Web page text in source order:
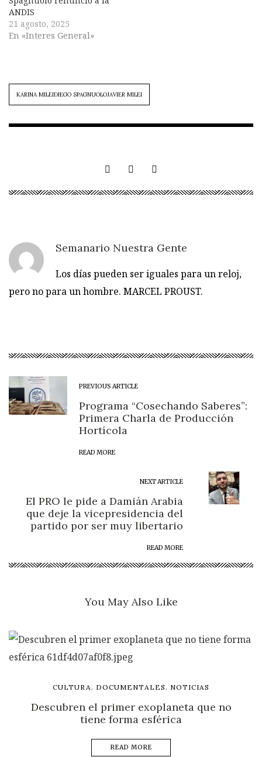
ANDIS
21 agosto, 2025
En «Interes General»
KARINA MILEIDIEGO SPAGNUOLOJAVIER MILEI
Semanario Nuestra Gente
Los días pueden ser iguales para un reloj,
pero no para un hombre. MARCEL PROUST.
PREVIOUS ARTICLE
Programa “Cosechando Saberes”:
Primera Charla de Producción
Hortícola
READ MORE
NEXT ARTICLE
El PRO le pide a Damián Arabia
que deje la vicepresidencia del
partido por ser muy libertario
READ MORE
You May Also Like
CULTURA , DOCUMENTALES , NOTICIAS
Descubren el primer exoplaneta que no
tiene forma esférica
READ MORE